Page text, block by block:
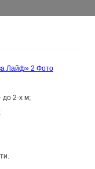
Лайф» 2 Фото
2-х м;